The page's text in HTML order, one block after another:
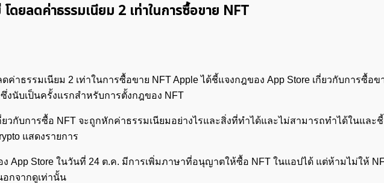
ดยลดค่าธรรมเนียม 2 เท่าในการซื้อขาย NFT
ค่าธรรมเนียม 2 เท่าในการซื้อขาย NFT Apple ได้ชี้แจงกฎของ App Store เกี่ยวกับการซื้อข
งนับเป็นครั้งแรกสำหรับการตั้งกฎของ NFT
ยวกับการซื้อ NFT จะถูกหักค่าธรรมเนียมอย่างไรและสิ่งที่ทำได้และไม่สามารถทำได้ในและชี้
แสดงรายการ
App Store ในวันที่ 24 ต.ค. มีการเพิ่มภาษาที่อนุญาตให้ซื้อ NFT ในแอปได้ แต่ห้ามไม่ให้
กจากดูเท่านั้น